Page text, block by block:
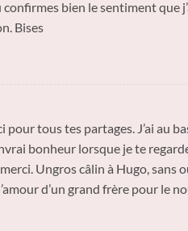
bien le sentiment que
Bises
pour tous tes partages. J’ai au
bonheur lorsque je te
Ungros câlin à Hugo, sans
d’un grand frère pour le